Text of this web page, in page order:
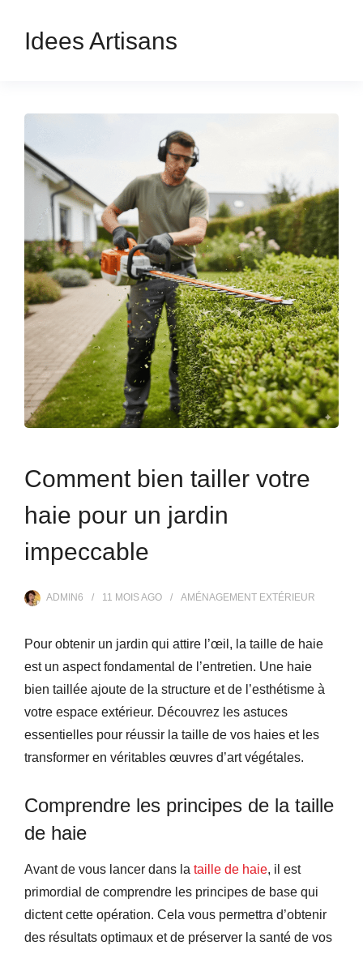
Idees Artisans
Comment bien tailler votre
haie pour un jardin
impeccable
ADMIN6 11 MOISAGO AMÉNAGEMENT EXTÉRIEUR
Pour obtenir un jardin qui attire l’œil, la taille de haie
est un aspect fondamental de l’entretien. Une haie
bien taillée ajoute de la structure et de l’esthétisme à
votre espace extérieur. Découvrez les astuces
essentielles pour réussir la taille de vos haies et les
transformer en véritables œuvres d’art végétales.
Comprendre les principes de la taille
de haie
Avant de vous lancer dans la taille de haie, il est
primordial de comprendre les principes de base qui
dictent cette opération. Cela vous permettra d’obtenir
des résultats optimaux et de préserver la santé de vos